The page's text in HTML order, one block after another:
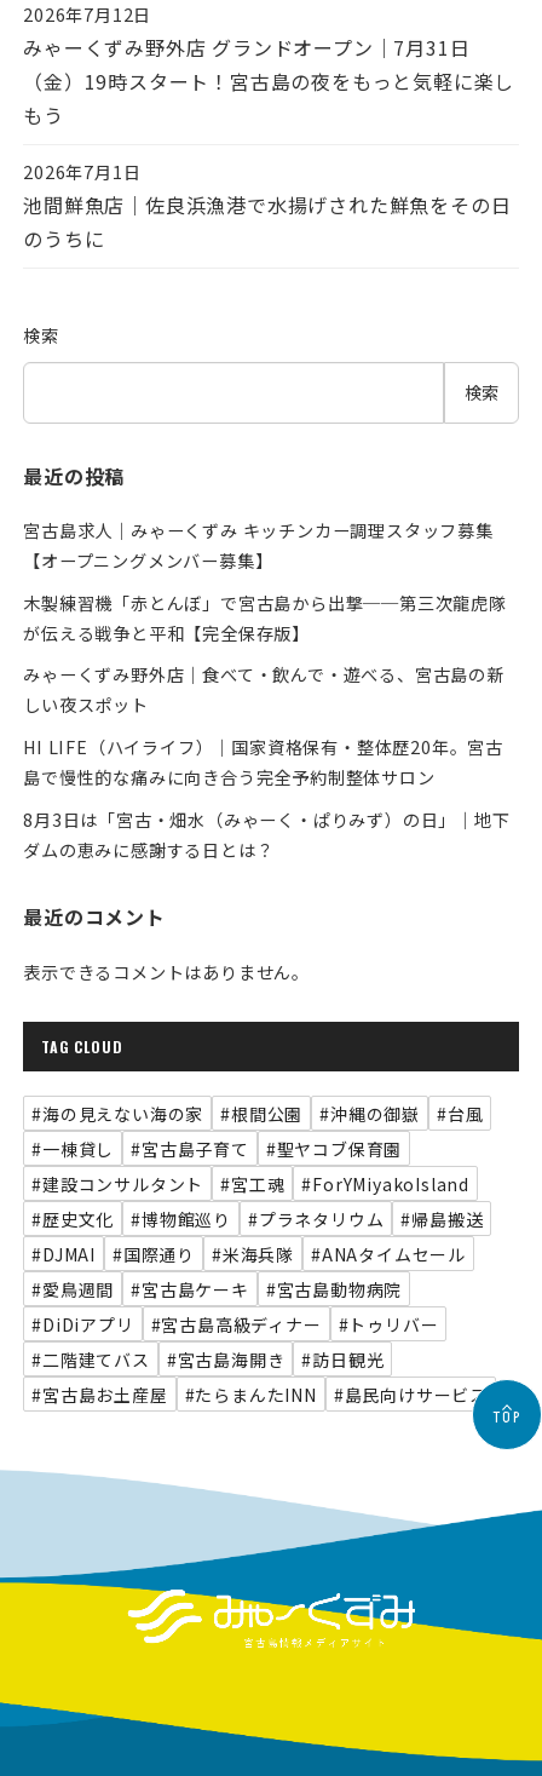
投稿日
2026年7月12日
みゃーくずみ野外店 グランドオープン｜7月31日
（金）19時スタート！宮古島の夜をもっと気軽に楽し
もう
投稿日
2026年7月1日
池間鮮魚店｜佐良浜漁港で水揚げされた鮮魚をその日
のうちに
検索
検索
最近の投稿
宮古島求人｜みゃーくずみ キッチンカー調理スタッフ募集
【オープニングメンバー募集】
木製練習機「赤とんぼ」で宮古島から出撃──第三次龍虎隊
が伝える戦争と平和【完全保存版】
みゃーくずみ野外店｜食べて・飲んで・遊べる、宮古島の新
しい夜スポット
HI LIFE（ハイライフ）｜国家資格保有・整体歴20年。宮古
島で慢性的な痛みに向き合う完全予約制整体サロン
8月3日は「宮古・畑水（みゃーく・ぱりみず）の日」｜地下
ダムの恵みに感謝する日とは？
最近のコメント
表示できるコメントはありません。
TAG CLOUD
#海の見えない海の家 #根間公園 #沖縄の御嶽
#台風
#一棟貸し
#宮古島子育て
#聖ヤコブ保育園
#建設コンサルタント
#宮工魂
#ForYMiyakoIsland
#歴史文化
#博物館巡り #プラネタリウム
#帰島搬送
#DJMAI
#国際通り #米海兵隊
#ANAタイムセール
#愛鳥週間
#宮古島ケーキ
#宮古島動物病院
#DiDiアプリ
#宮古島高級ディナー
#トゥリバー
#二階建てバス
#宮古島海開き
#訪日観光
#宮古島お土産屋
#たらまんたINN #島民向けサービス
TOP